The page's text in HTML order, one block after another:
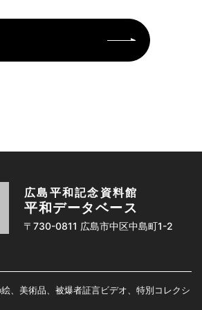
広島平和記念資料館
平和データベース
〒730-0811 広島市中区中島町1-2
、美術品、被爆者証言ビデオ、特別コレクシ